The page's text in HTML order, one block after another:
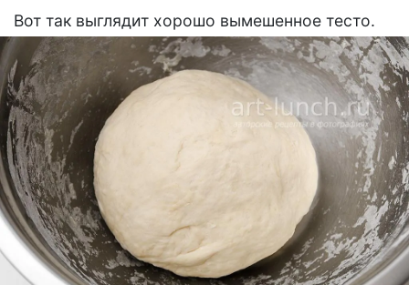
Вот так выглядит хорошо вымешенное тесто.